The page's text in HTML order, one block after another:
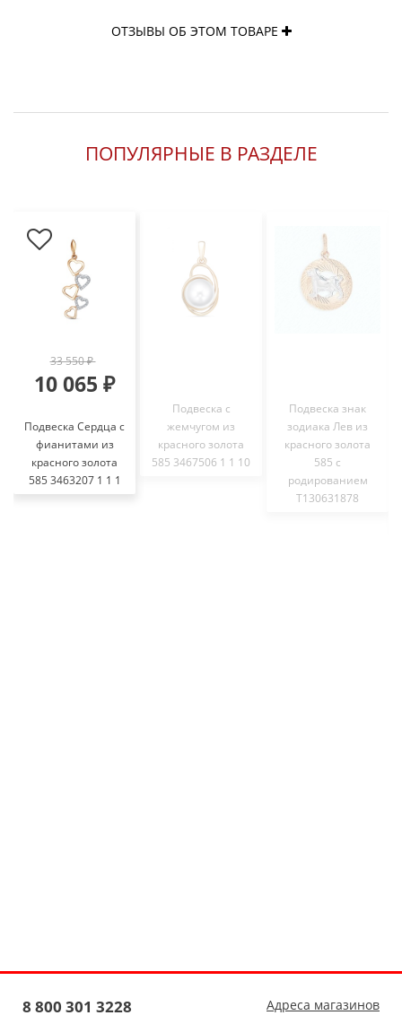
ОТЗЫВЫ ОБ ЭТОМ ТОВАРЕ
ПОПУЛЯРНЫЕ В РАЗДЕЛЕ
33 550 ₽
10 065 ₽
Подвеска Сердца с
фианитами из
красного золота
585 3463207 1 1 1
Подвеска с
жемчугом из
красного золота
585 3467506 1 1 10
Подвеска знак
зодиака Лев из
красного золота
585 с
родированием
Т130631878
8 800 301 3228 Адреса магазинов